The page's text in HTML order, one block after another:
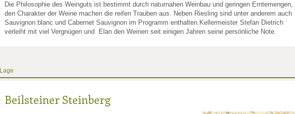
Die Philosophie des Weinguts ist bestimmt durch naturnahen Weinbau und geringen Erntemengen,
den Charakter der Weine machen die reifen Trauben aus. Neben Riesling sind unter anderem auch
Sauvignon blanc und Cabernet Sauvignon im Programm enthalten.Kellermeister Stefan Dietrich
verleiht mit viel Vergnügen und Elan den Weinen seit einigen Jahren seine persönliche Note.
Lage
Beilsteiner Steinberg